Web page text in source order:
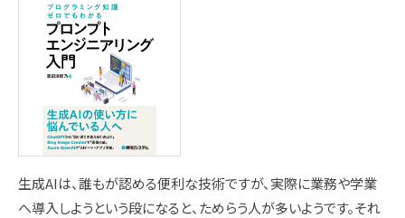
生成AIは、誰もが認める便利な技術ですが、実際に業務や学業
へ導入しようという段になると、ためらう人が多いようです。それ